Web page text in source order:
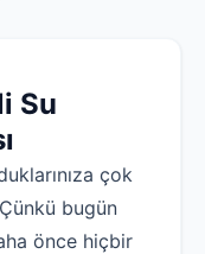
Su
çok
bugün
önce hiçbir